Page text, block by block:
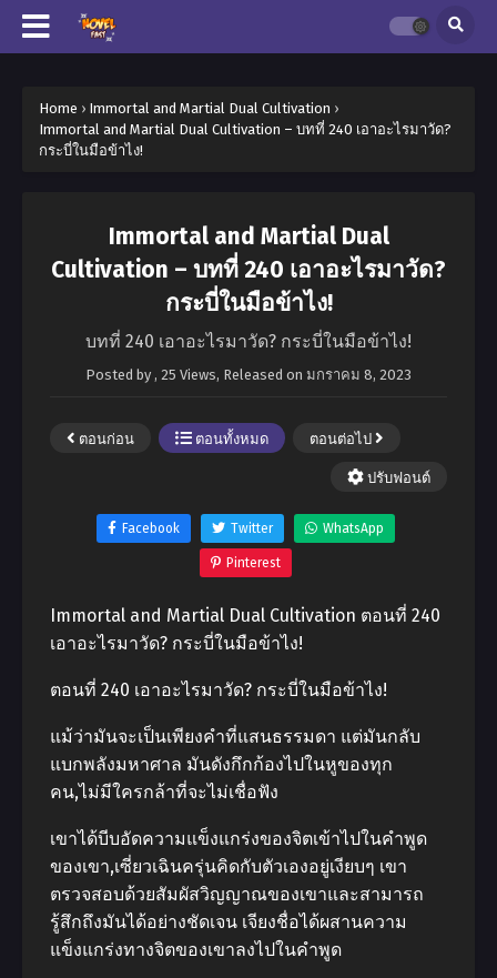
Home › Immortal and Martial Dual Cultivation ›
Immortal and Martial Dual Cultivation – บทที่ 240 เอาอะไรมาวัด?
กระบี่ในมือข้าไง!
Immortal and Martial Dual
Cultivation – บทที่ 240 เอาอะไรมาวัด?
กระบี่ในมือข้าไง!
บทที่ 240 เอาอะไรมาวัด? กระบี่ในมือข้าไง!
Posted by , 25 Views, Released on มกราคม 8, 2023
ตอนก่อน ตอนทั้งหมด ตอนต่อไป
ปรับฟอนต์
Facebook Twitter WhatsApp
Pinterest
Immortal and Martial Dual Cultivation ตอนที่ 240
เอาอะไรมาวัด? กระบี่ในมือข้าไง!
ตอนที่ 240 เอาอะไรมาวัด? กระบี่ในมือข้าไง!
แม้ว่ามันจะเป็นเพียงคําที่แสนธรรมดา แต่มันกลับ
แบกพลังมหาศาล มันดังกึกก้องไปในหูของทุก
คน,ไม่มีใครกล้าที่จะไม่เชื่อฟัง
เขาได้บีบอัดความแข็งแกร่งของจิตเข้าไปในคําพูด
ของเขา,เซี่ยวเฉินครุ่นคิดกับตัวเองอยู่เงียบๆ เขา
ตรวจสอบด้วยสัมผัสวิญญาณของเขาและสามารถ
รู้สึกถึงมันได้อย่างชัดเจน เจียงชื่อได้ผสานความ
แข็งแกร่งทางจิตของเขาลงไปในคําพูด